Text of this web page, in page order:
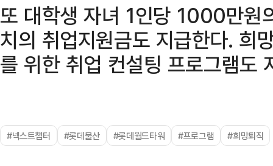
또 대학생 자녀 1인당 1000만원
치의 취업지원금도 지급한다. 희
를 위한 취업 컨설팅 프로그램도
#넥스트챕터 #롯데물산 #롯데월드타워 #프로그램 #희망퇴직